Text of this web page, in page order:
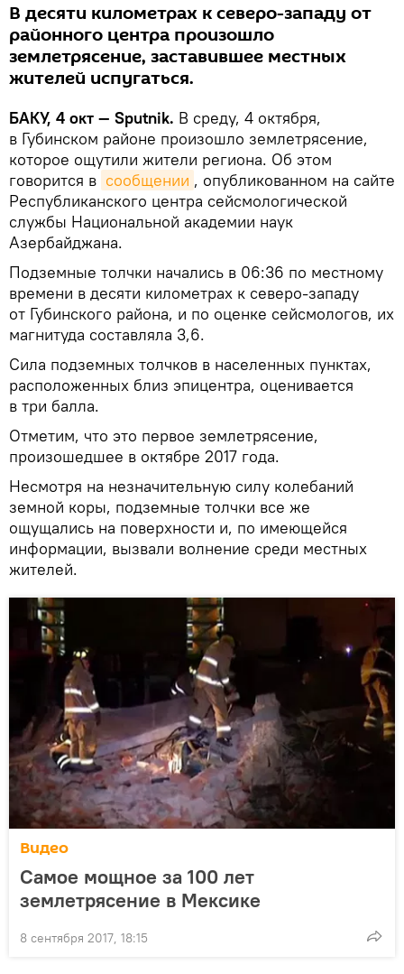
В десяти километрах к северо-западу от
районного центра произошло
землетрясение, заставившее местных
жителей испугаться.
БАКУ, 4 окт — Sputnik. В среду, 4 октября,
в Губинском районе произошло землетрясение,
которое ощутили жители региона. Об этом
говорится в сообщении , опубликованном на сайте
Республиканского центра сейсмологической
службы Национальной академии наук
Азербайджана.
Подземные толчки начались в 06:36 по местному
времени в десяти километрах к северо-западу
от Губинского района, и по оценке сейсмологов, их
магнитуда составляла 3,6.
Сила подземных толчков в населенных пунктах,
расположенных близ эпицентра, оценивается
в три балла.
Отметим, что это первое землетрясение,
произошедшее в октябре 2017 года.
Несмотря на незначительную силу колебаний
земной коры, подземные толчки все же
ощущались на поверхности и, по имеющейся
информации, вызвали волнение среди местных
жителей.
Видео
Самое мощное за 100 лет
землетрясение в Мексике
8 сентября 2017, 18:15